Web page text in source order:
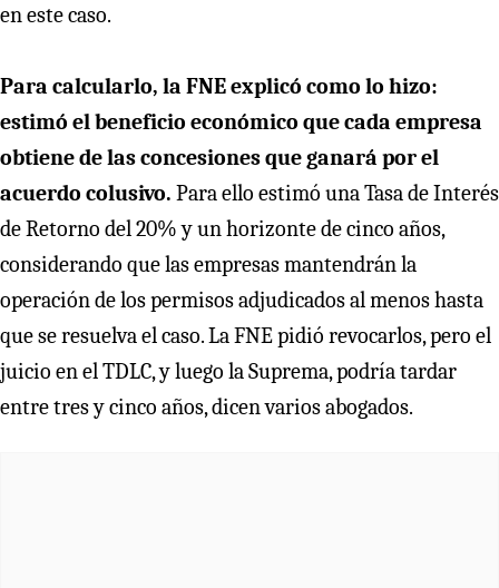
en este caso.
Para calcularlo, la FNE explicó como lo hizo:
estimó el beneficio económico que cada empresa
obtiene de las concesiones que ganará por el
acuerdo colusivo. Para ello estimó una Tasa de Interés
de Retorno del 20% y un horizonte de cinco años,
considerando que las empresas mantendrán la
operación de los permisos adjudicados al menos hasta
que se resuelva el caso. La FNE pidió revocarlos, pero el
juicio en el TDLC, y luego la Suprema, podría tardar
entre tres y cinco años, dicen varios abogados.